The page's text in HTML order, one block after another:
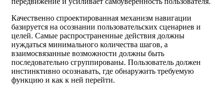
Качественно спроектированная механизм навигации
базируется на осознании пользовательских сценариев и
целей. Самые распространенные действия должны
нуждаться минимального количества шагов, а
взаимосвязанные возможности должны быть
последовательно сгруппированы. Пользователь должен
инстинктивно осознавать, где обнаружить требуемую
функцию и как к ней перейти.